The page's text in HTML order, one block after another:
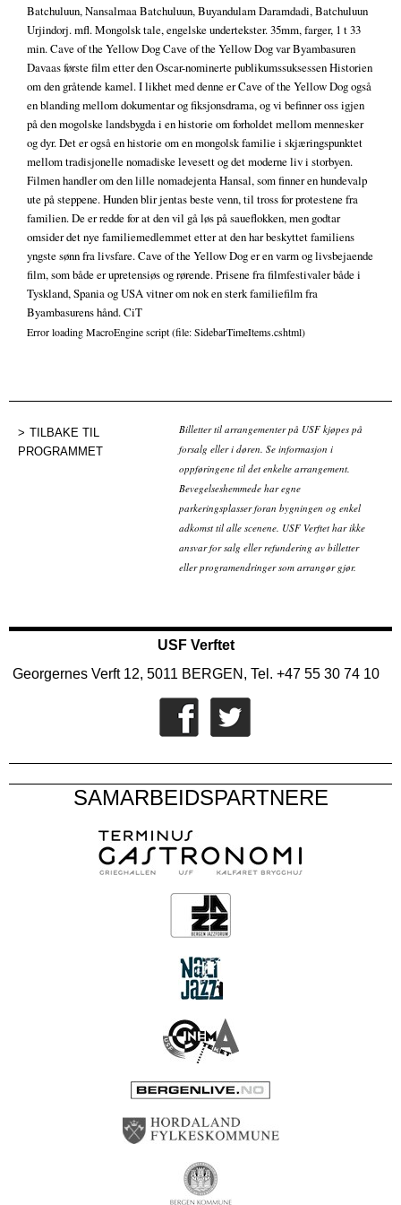
Batchuluun, Nansalmaa Batchuluun, Buyandulam Daramdadi, Batchuluun
Urjindorj. mfl. Mongolsk tale, engelske undertekster. 35mm, farger, 1 t 33
min. Cave of the Yellow Dog Cave of the Yellow Dog var Byambasuren
Davaas første film etter den Oscar-nominerte publikumssuksessen Historien
om den gråtende kamel. I likhet med denne er Cave of the Yellow Dog også
en blanding mellom dokumentar og fiksjonsdrama, og vi befinner oss igjen
på den mogolske landsbygda i en historie om forholdet mellom mennesker
og dyr. Det er også en historie om en mongolsk familie i skjæringspunktet
mellom tradisjonelle nomadiske levesett og det moderne liv i storbyen.
Filmen handler om den lille nomadejenta Hansal, som finner en hundevalp
ute på steppene. Hunden blir jentas beste venn, til tross for protestene fra
familien. De er redde for at den vil gå løs på saueflokken, men godtar
omsider det nye familiemedlemmet etter at den har beskyttet familiens
yngste sønn fra livsfare. Cave of the Yellow Dog er en varm og livsbejaende
film, som både er upretensiøs og rørende. Prisene fra filmfestivaler både i
Tyskland, Spania og USA vitner om nok en sterk familiefilm fra
Byambasurens hånd. CiT
Error loading MacroEngine script (file: SidebarTimeItems.cshtml)
TILBAKE TIL
PROGRAMMET
Billetter til arrangementer på USF kjøpes på
forsalg eller i døren. Se informasjon i
oppføringene til det enkelte arrangement.
Bevegelseshemmede har egne
parkeringsplasser foran bygningen og enkel
adkomst til alle scenene. USF Verftet har ikke
ansvar for salg eller refundering av billetter
eller programendringer som arrangør gjør.
USF Verftet
Georgernes Verft 12, 5011 BERGEN, Tel. +47 55 30 74 10
SAMARBEIDSPARTNERE